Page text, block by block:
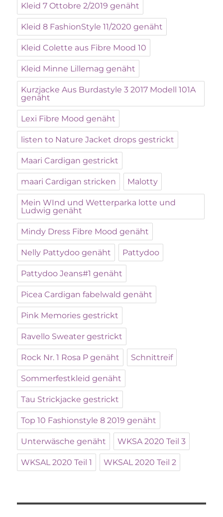
Kleid 7 Ottobre 2/2019 genäht
Kleid 8 FashionStyle 11/2020 genäht
Kleid Colette aus Fibre Mood 10
Kleid Minne Lillemag genäht
Kurzjacke Aus Burdastyle 3 2017 Modell 101A
genäht
Lexi Fibre Mood genäht
listen to Nature Jacket drops gestrickt
Maari Cardigan gestrickt
maari Cardigan stricken Malotty
Mein WInd und Wetterparka lotte und
Ludwig genäht
Mindy Dress Fibre Mood genäht
Nelly Pattydoo genäht Pattydoo
Pattydoo Jeans#1 genäht
Picea Cardigan fabelwald genäht
Pink Memories gestrickt
Ravello Sweater gestrickt
Rock Nr. 1 Rosa P genäht Schnittreif
Sommerfestkleid genäht
Tau Strickjacke gestrickt
Top 10 Fashionstyle 8 2019 genäht
Unterwäsche genäht WKSA 2020 Teil 3
WKSAL 2020 Teil 1 WKSAL 2020 Teil 2